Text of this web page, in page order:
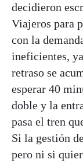
decidieron
Viajeros para
con la
ineficientes,
retraso se
esperar 40
doble y la
pasa el tren
Si la gestión
pero ni si